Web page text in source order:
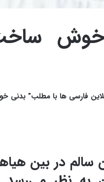
فارسی ها با مطلب” بدنی
سالم در بین